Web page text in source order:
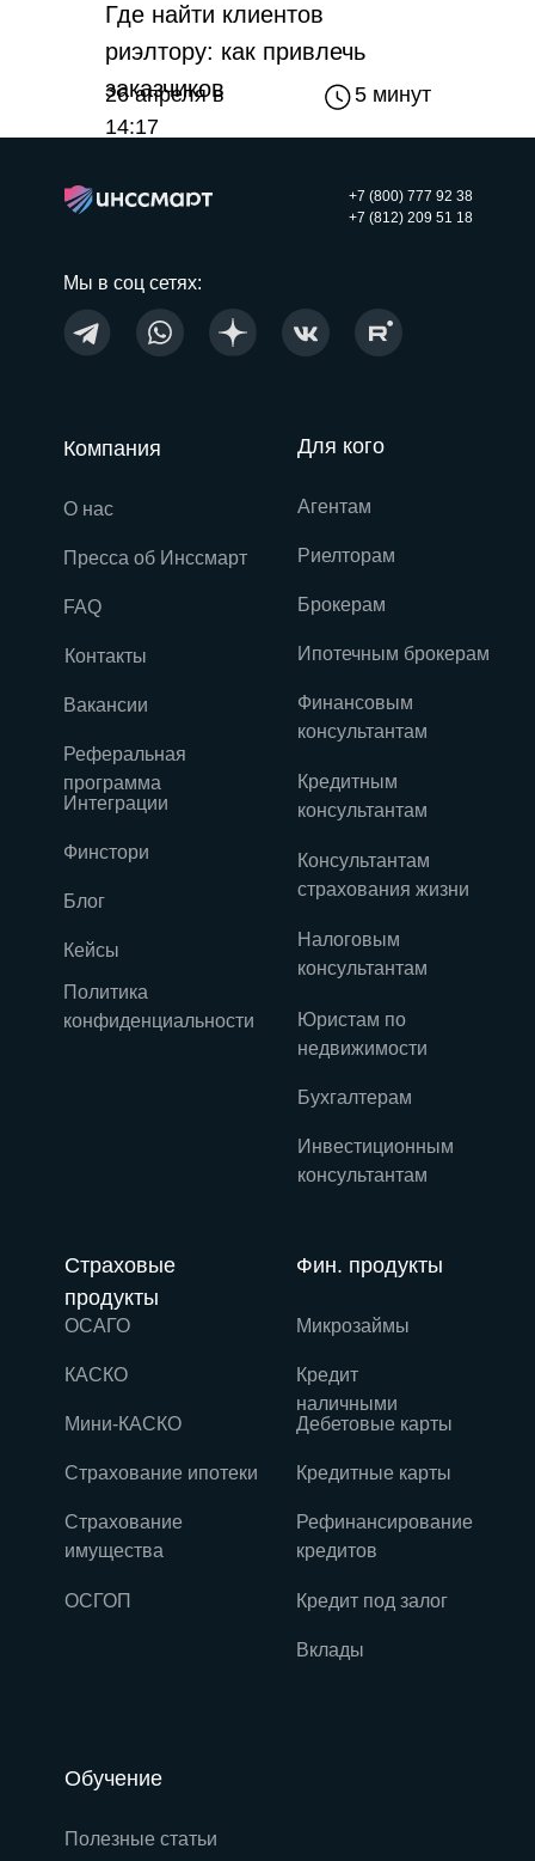
Где найти клиентов
риэлтору: как привлечь
заказчиков
26 апреля в
14:17
5 минут
+7 (800) 777 92 38
+7 (812) 209 51 18
Мы в соц сетях:
Для кого
Агентам
Риелторам
Брокерам
Ипотечным брокерам
Кредитным
консультантам
Консультантам
страхования жизни
Налоговым
консультантам
Инвестиционным
консультантам
Бухгалтерам
Юристам по
недвижимости
Финансовым
консультантам
Рефинансирование
кредитов
Вклады
Кредит под залог
Кредитные карты
Дебетовые карты
Кредит
наличными
Микрозаймы
Фин. продукты
Обучение
Полезные статьи
Страхование
имущества
ОСГОП
Страхование ипотеки
Мини-КАСКО
КАСКО
ОСАГО
Страховые
продукты
Компания
О нас
Пресса об Инссмарт
FAQ
Контакты
Вакансии
Реферальная
программа
Политика
конфиденциальности
Кейсы
Блог
Финстори
Интеграции